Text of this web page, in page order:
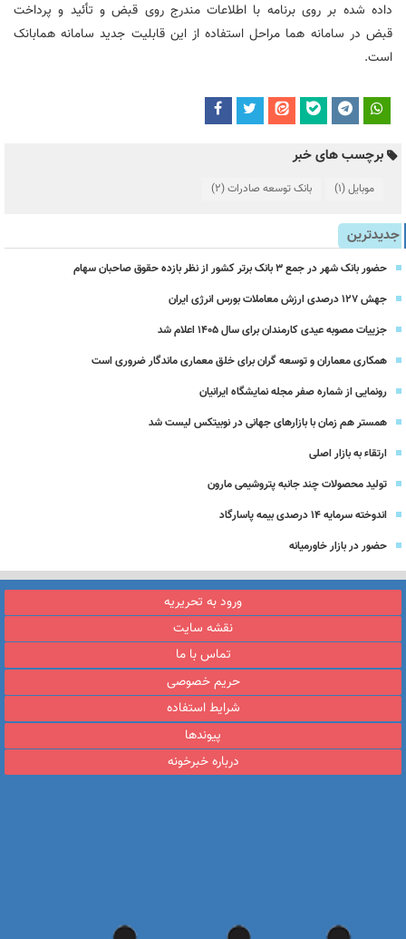
داده شده بر روی برنامه با اطلاعات مندرج روی قبض و تأئید و پرداخت
قبض در سامانه هما مراحل استفاده از این قابلیت جدید سامانه همابانک
است.
برچسب های خبر
موبایل(1) بانک توسعه صادرات(2)
جدیدترین
حضور بانک شهر در جمع ۳ بانک برتر کشور از نظر بازده حقوق صاحبان سهام
جهش ۱۲۷ درصدی ارزش معاملات بورس انرژی ایران
جزییات مصوبه عیدی کارمندان برای سال 1405 اعلام شد
همکاری معماران و توسعه گران برای خلق معماری ماندگار ضروری است
رونمایی از شماره صفر مجله نمایشگاه ایرانیان
همستر هم زمان با بازارهای جهانی در نوبیتکس لیست شد
ارتقاء به بازار اصلی
تولید محصولات چند جانبه پتروشیمی مارون
اندوخته سرمایه 14 درصدی بیمه پاسارگاد
حضور در بازار خاورمیانه
ورود به تحریریه
نقشه سایت
تماس با ما
حریم خصوصی
شرایط استفاده
پیوندها
درباره خبرخونه